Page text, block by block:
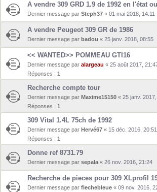
A vendre 309 GRD 1.9 de 1992 en l'état
Dernier message par Steph37 « 01 mai 2018, 14:11
A vendre Peugeot 309 GR de 1986
Dernier message par badou « 25 janv. 2018, 08:55
<< WANTED>> POMMEAU GTI16
Dernier message par alargeau « 25 août 2017,
Réponses : 1
Recherche compte tour
Dernier message par Maxime15150 « 25 janv.
Réponses : 1
309 Vital 1.4L 75ch de 1992
Dernier message par Hervé67 « 15 déc. 2016, 20:51
Réponses : 1
Donne ref 8731.79
Dernier message par sepala « 26 nov. 2016, 21:24
Recherche de pieces pour 309 XLprofil
Dernier message par flechebleue « 09 nov. 2016,